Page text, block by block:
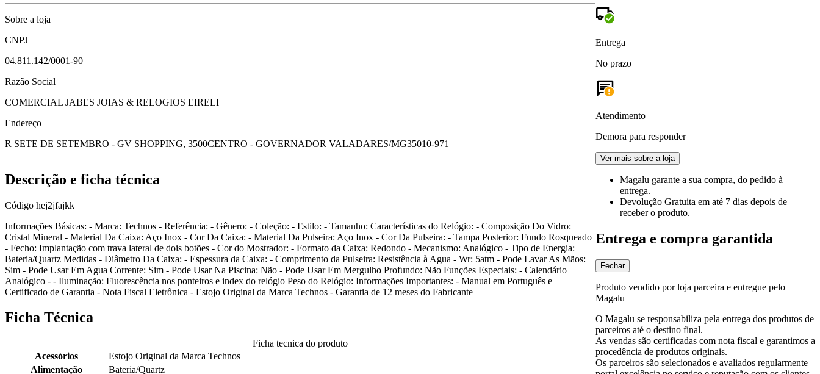
Sobre a loja
CNPJ
04.811.142/0001-90
Razão Social
COMERCIAL JABES JOIAS & RELOGIOS EIRELI
Endereço
R SETE DE SETEMBRO - GV SHOPPING, 3500CENTRO - GOVERNADOR VALADARES/MG35010-971
Entrega
No prazo
Atendimento
Demora para responder
Ver mais sobre a loja
Magalu garante a sua compra, do pedido à
entrega.
Devolução Gratuita em até 7 dias depois de
receber o produto.
Entrega e compra garantida
Fechar
Produto vendido por loja parceira e entregue pelo
Magalu
O Magalu se responsabiliza pela entrega dos produtos de
parceiros até o destino final.
As vendas são certificadas com nota fiscal e garantimos a
procedência de produtos originais.
Os parceiros são selecionados e avaliados regularmente
Descrição e ficha técnica
Código hej2jfajkk
Informações Básicas: - Marca: Technos - Referência: - Gênero: - Coleção: - Estilo: - Tamanho: Características do Relógio: - Composição Do Vidro:
Cristal Mineral - Material Da Caixa: Aço Inox - Cor Da Caixa: - Material Da Pulseira: Aço Inox - Cor Da Pulseira: - Tampa Posterior: Fundo Rosqueado
- Fecho: Implantação com trava lateral de dois botões - Cor do Mostrador: - Formato da Caixa: Redondo - Mecanismo: Analógico - Tipo de Energia:
Bateria/Quartz Medidas - Diâmetro Da Caixa: - Espessura da Caixa: - Comprimento da Pulseira: Resistência à Agua - Wr: 5atm - Pode Lavar As Mãos:
Sim - Pode Usar Em Agua Corrente: Sim - Pode Usar Na Piscina: Não - Pode Usar Em Mergulho Profundo: Não Funções Especiais: - Calendário
Analógico - - Iluminação: Fluorescência nos ponteiros e index do relógio Peso do Relógio: Informações Importantes: - Manual em Português e
Certificado de Garantia - Nota Fiscal Eletrônica - Estojo Original da Marca Technos - Garantia de 12 meses do Fabricante
Ficha Técnica
Ficha tecnica do produto
Acessórios
Estojo Original da Marca Technos
Alimentação
Bateria/Quartz